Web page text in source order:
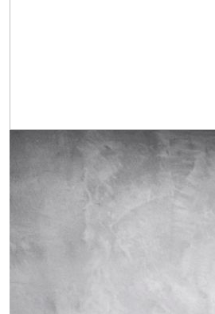
Obrázek